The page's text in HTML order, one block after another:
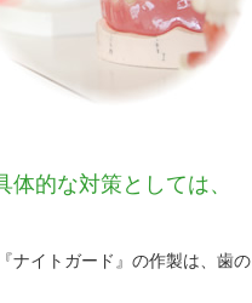
的な対策としては、
ナイトガード』の作製は、歯の